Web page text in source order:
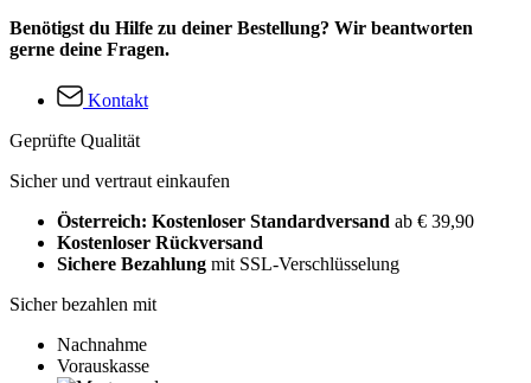
Benötigst du Hilfe zu deiner Bestellung? Wir beantworten
gerne deine Fragen.
Kontakt
Geprüfte Qualität
Sicher und vertraut einkaufen
Österreich: Kostenloser Standardversand ab € 39,90
Kostenloser Rückversand
Sichere Bezahlung mit SSL-Verschlüsselung
Sicher bezahlen mit
Nachnahme
Vorauskasse